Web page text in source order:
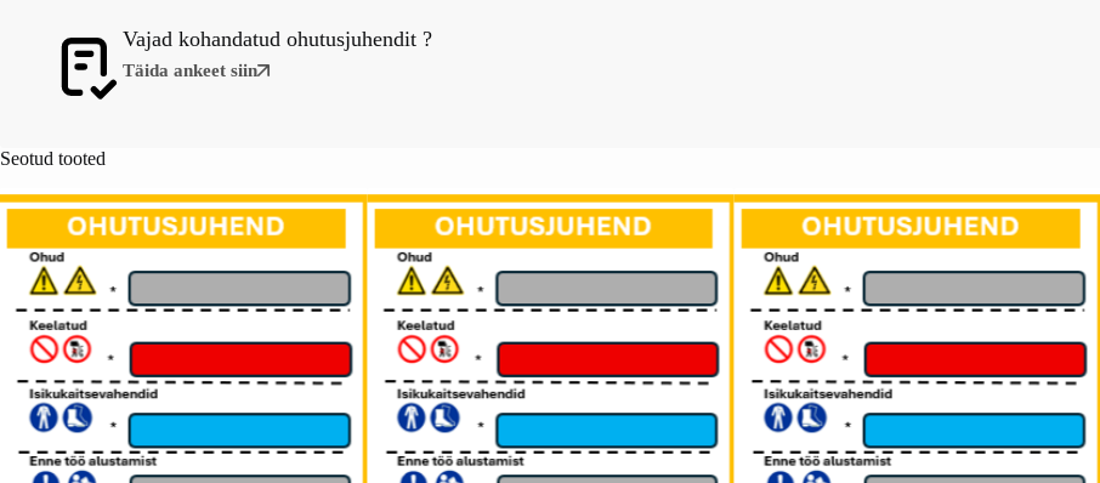
Vajad kohandatud ohutusjuhendit ?
Täida ankeet siin
Seotud tooted